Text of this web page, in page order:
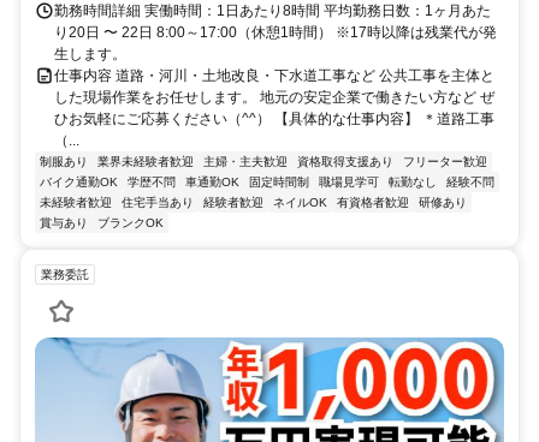
勤務時間詳細 実働時間：1日あたり8時間 平均勤務日数：1ヶ月あた
り20日 〜 22日 8:00～17:00（休憩1時間） ※17時以降は残業代が発
生します。
仕事内容 道路・河川・土地改良・下水道工事など 公共工事を主体と
した現場作業をお任せします。 地元の安定企業で働きたい方など ぜ
ひお気軽にご応募ください（^^） 【具体的な仕事内容】 ＊道路工事
（...
制服あり 業界未経験者歓迎 主婦・主夫歓迎 資格取得支援あり
フリーター歓迎
バイク通勤OK
学歴不問 車通勤OK 固定時間制 職場見学可 転勤なし
経験不問
未経験者歓迎
住宅手当あり 経験者歓迎 ネイルOK 有資格者歓迎
研修あり
賞与あり
ブランクOK
業務委託